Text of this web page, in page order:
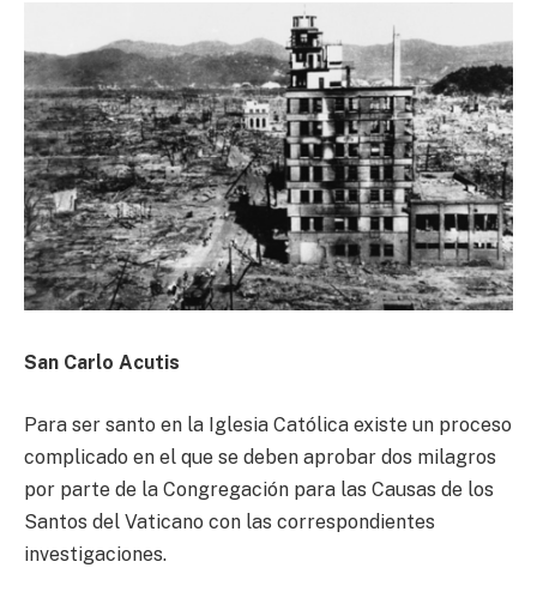
San Carlo Acutis
Para ser santo en la Iglesia Católica existe un proceso
complicado en el que se deben aprobar dos milagros
por parte de la Congregación para las Causas de los
Santos del Vaticano con las correspondientes
investigaciones.